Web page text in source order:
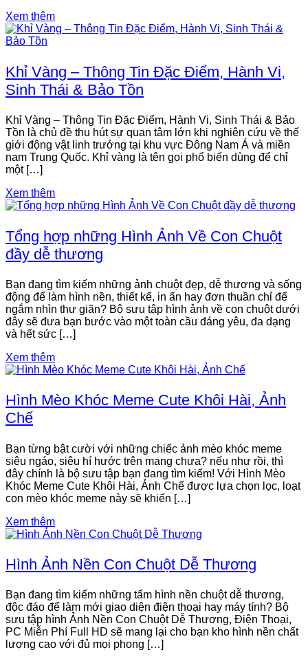
Xem thêm
Khỉ Vàng – Thông Tin Đặc Điểm, Hành Vi,
Sinh Thái & Bảo Tồn
Khỉ Vàng – Thông Tin Đặc Điểm, Hành Vi, Sinh Thái & Bảo
Tồn là chủ đề thu hút sự quan tâm lớn khi nghiên cứu về thế
giới động vật linh trưởng tại khu vực Đông Nam Á và miền
nam Trung Quốc. Khỉ vàng là tên gọi phổ biến dùng để chỉ
một […]
Xem thêm
Tổng hợp những Hình Ảnh Về Con Chuột
đầy dễ thương
Bạn đang tìm kiếm những ảnh chuột đẹp, dễ thương và sống
động để làm hình nền, thiết kế, in ấn hay đơn thuần chỉ để
ngắm nhìn thư giãn? Bộ sưu tập hình ảnh về con chuột dưới
đây sẽ đưa bạn bước vào một toàn cầu đáng yêu, đa dạng
và hết sức […]
Xem thêm
Hình Mèo Khóc Meme Cute Khôi Hài, Ảnh
Chế
Bạn từng bật cười với những chiếc ảnh mèo khóc meme
siêu ngáo, siêu hí hước trên mạng chưa? nếu như rồi, thì
đây chính là bộ sưu tập bạn đang tìm kiếm! Với Hình Mèo
Khóc Meme Cute Khôi Hài, Ảnh Chế được lựa chọn lọc, loạt
con mèo khóc meme này sẽ khiến […]
Xem thêm
Hình Ảnh Nền Con Chuột Dễ Thương
Bạn đang tìm kiếm những tấm hình nền chuột dễ thương,
độc đáo để làm mới giao diện điện thoại hay máy tính? Bộ
sưu tập hình Ảnh Nền Con Chuột Dễ Thương, Điện Thoại,
PC Miễn Phí Full HD sẽ mang lại cho bạn kho hình nền chất
lượng cao với đủ mọi phong […]